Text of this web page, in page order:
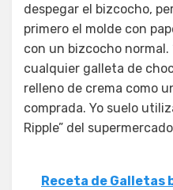
despegar el bizcocho,
primero el molde con
con un bizcocho
cualquier galleta de
relleno de crema como
comprada. Yo suelo
Ripple” del
Receta de Galletas